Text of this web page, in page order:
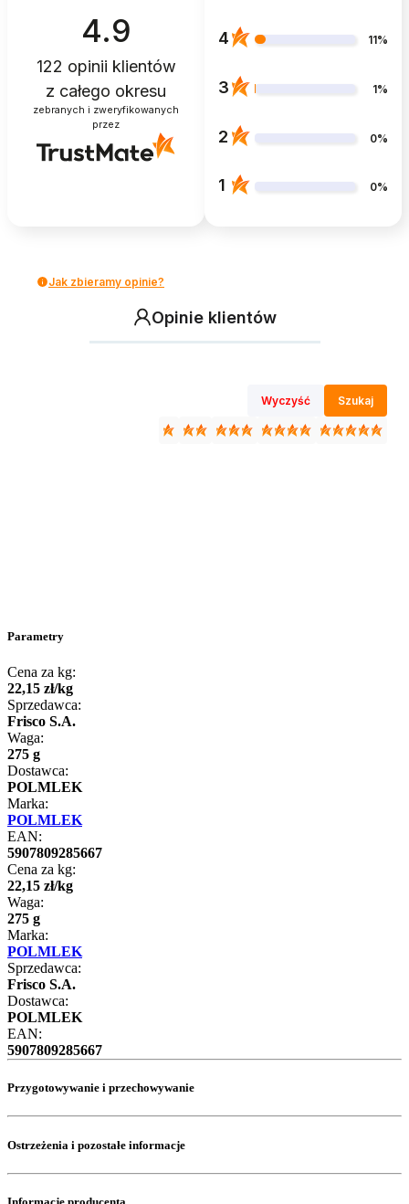
4.9
122 opinii klientów
z całego okresu
zebranych i zweryfikowanych
przez
4 11%
3 1%
2 0%
1 0%
Jak zbieramy opinie?
Opinie klientów
Wyczyść Szukaj
Parametry
Cena za kg:
22,15 zł/kg
Sprzedawca:
Frisco S.A.
Waga:
275 g
Dostawca:
POLMLEK
Marka:
POLMLEK
EAN:
5907809285667
Cena za kg:
22,15 zł/kg
Waga:
275 g
Marka:
POLMLEK
Sprzedawca:
Frisco S.A.
Dostawca:
POLMLEK
EAN:
5907809285667
Przygotowywanie i przechowywanie
Ostrzeżenia i pozostałe informacje